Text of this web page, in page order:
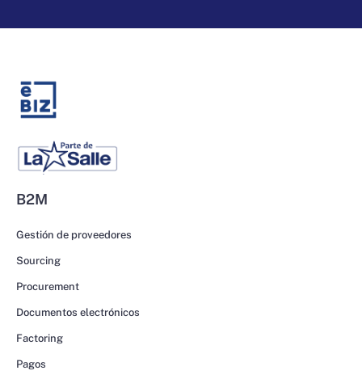
B2M
Gestión de proveedores
Sourcing
Procurement
Documentos electrónicos
Factoring
Pagos